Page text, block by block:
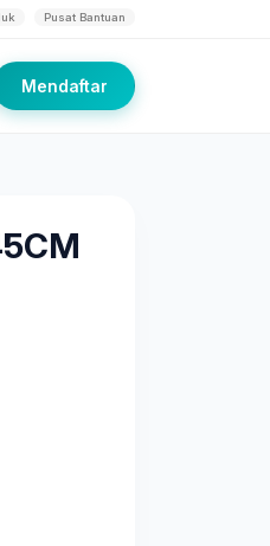
Pusat Bantuan
Mendaftar